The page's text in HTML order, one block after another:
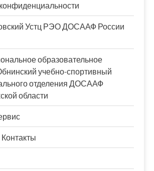
Устц РЭО ДОСААФ России
образовательное
учебно-спортивный
отделения ДОСААФ
области